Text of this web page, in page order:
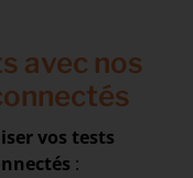
avec nos
vos tests
: